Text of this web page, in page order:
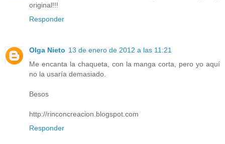
original!!!
Responder
Olga Nieto 13 de enero de 2012 a las 11:21
Me encanta la chaqueta, con la manga corta, pero yo aquí
no la usaría demasiado.
Besos
http://rinconcreacion.blogspot.com
Responder